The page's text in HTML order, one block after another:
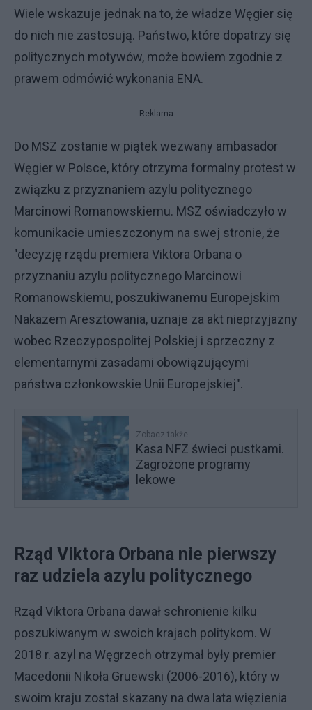
Wiele wskazuje jednak na to, że władze Węgier się
do nich nie zastosują. Państwo, które dopatrzy się
politycznych motywów, może bowiem zgodnie z
prawem odmówić wykonania ENA.
Reklama
Do MSZ zostanie w piątek wezwany ambasador
Węgier w Polsce, który otrzyma formalny protest w
związku z przyznaniem azylu politycznego
Marcinowi Romanowskiemu. MSZ oświadczyło w
komunikacie umieszczonym na swej stronie, że
"decyzję rządu premiera Viktora Orbana o
przyznaniu azylu politycznego Marcinowi
Romanowskiemu, poszukiwanemu Europejskim
Nakazem Aresztowania, uznaje za akt nieprzyjazny
wobec Rzeczypospolitej Polskiej i sprzeczny z
elementarnymi zasadami obowiązującymi
państwa członkowskie Unii Europejskiej".
Zobacz także
Kasa NFZ świeci pustkami.
Zagrożone programy
lekowe
Rząd Viktora Orbana nie pierwszy
raz udziela azylu politycznego
Rząd Viktora Orbana dawał schronienie kilku
poszukiwanym w swoich krajach politykom. W
2018 r. azyl na Węgrzech otrzymał były premier
Macedonii Nikoła Gruewski (2006-2016), który w
swoim kraju został skazany na dwa lata więzienia